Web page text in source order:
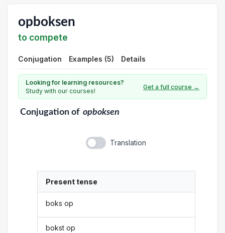
opboksen
to compete
Conjugation Examples (5) Details
Looking for learning resources?
Study with our courses!
Get a full course →
Conjugationof opboksen
Translation
Present tense
boks op
bokst op